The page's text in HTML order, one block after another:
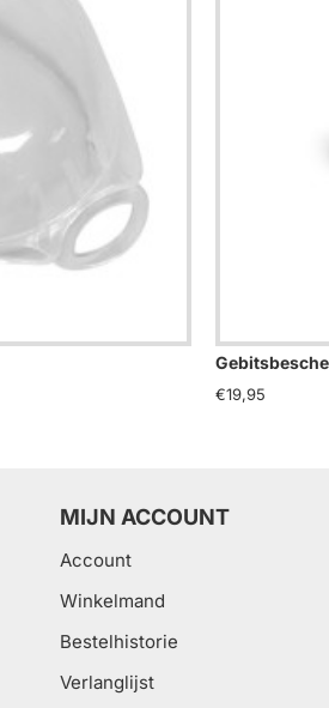
€19,95
MIJN ACCOUNT
Account
Winkelmand
Bestelhistorie
Verlanglijst